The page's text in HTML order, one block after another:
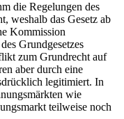
die Regelungen des
weshalb das Gesetz ab
Kommission
Grundgesetzes
zum Grundrecht auf
aber durch eine
legitimiert. In
wie
teilweise noch